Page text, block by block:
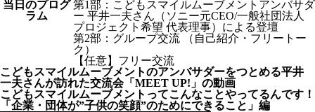
当日のプログ
ラム
第1部：こどもスマイルムーブメントアンバサダ
ー 平井一夫さん（ソニー元CEO/一般社団法人
プロジェクト希望 代表理事）による登壇
第2部：グループ交流 （自己紹介・フリートー
ク）
【任意】フリー交流
こどもスマイルムーブメントのアンバサダーをつとめる平井
一夫さんが訪れた交流会「MEET UP!」の動画
こどもスマイルムーブメントってこんなことやってるんです！
「企業・団体が”子供の笑顔”のためにできること」編